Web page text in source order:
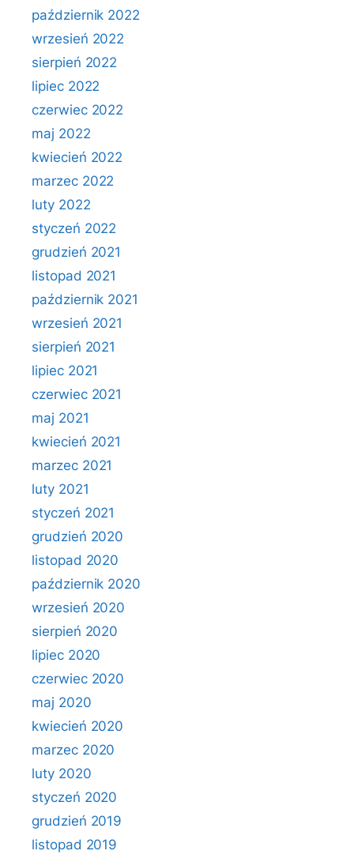
październik 2022
wrzesień 2022
sierpień 2022
lipiec 2022
czerwiec 2022
maj 2022
kwiecień 2022
marzec 2022
luty 2022
styczeń 2022
grudzień 2021
listopad 2021
październik 2021
wrzesień 2021
sierpień 2021
lipiec 2021
czerwiec 2021
maj 2021
kwiecień 2021
marzec 2021
luty 2021
styczeń 2021
grudzień 2020
listopad 2020
październik 2020
wrzesień 2020
sierpień 2020
lipiec 2020
czerwiec 2020
maj 2020
kwiecień 2020
marzec 2020
luty 2020
styczeń 2020
grudzień 2019
listopad 2019